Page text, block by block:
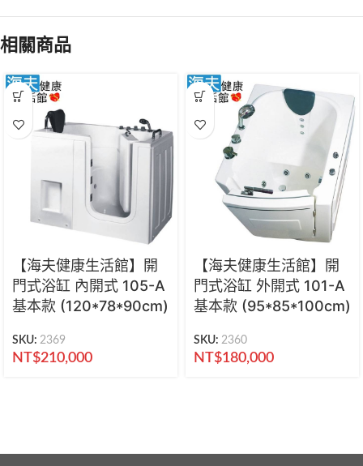
相關商品
【海夫健康生活館】開
門式浴缸 內開式 105-A
基本款 (120*78*90cm)
SKU: 2369
NT$210,000
【海夫健康生活館】開
門式浴缸 外開式 101-A
基本款 (95*85*100cm)
SKU: 2360
NT$180,000